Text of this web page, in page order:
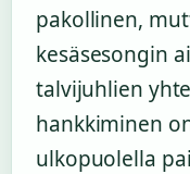
pakollinen,
kesäsesongin
talvijuhlien
hankkiminen
ulkopuolella